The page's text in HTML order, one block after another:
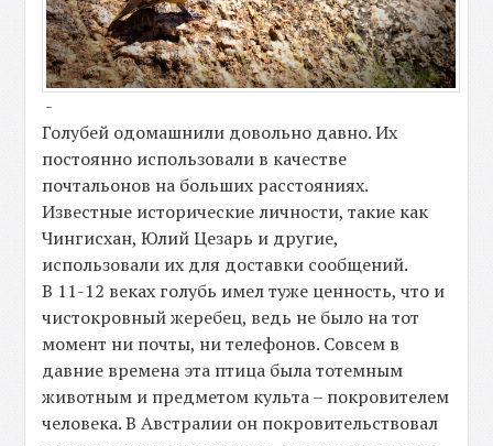
-
Голубей одомашнили довольно давно. Их
постоянно использовали в качестве
почтальонов на больших расстояниях.
Известные исторические личности, такие как
Чингисхан, Юлий Цезарь и другие,
использовали их для доставки сообщений.
В 11-12 веках голубь имел туже ценность, что и
чистокровный жеребец, ведь не было на тот
момент ни почты, ни телефонов. Совсем в
давние времена эта птица была тотемным
животным и предметом культа – покровителем
человека. В Австралии он покровительствовал